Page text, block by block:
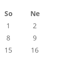
So
Ne
1
2
8
9
15
16